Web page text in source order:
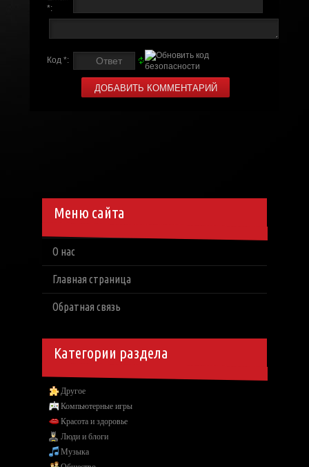
*:
Код *:
Меню сайта
О нас
Главная страница
Обратная связь
Категории раздела
Другое
Компьютерные игры
Красота и здоровье
Люди и блоги
Музыка